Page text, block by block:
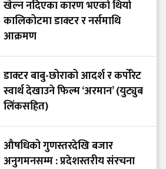
खेल्न नदिएका कारण भएको थियो
कालिकोटमा डाक्टर र नर्समाथि
आक्रमण
डाक्टर बाबु-छोराको आदर्श र कर्पोरेट
स्वार्थ देखाउने फिल्म ‘अरमान’ (युट्युब
लिंकसहित)
औषधिको गुणस्तरदेखि बजार
अनुगमनसम्म : प्रदेशस्तरीय संरचना